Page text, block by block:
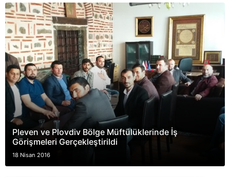
Pleven ve Plovdiv Bölge Müftülüklerinde İş
Görişmeleri Gerçekleştirildi
18 Nisan 2016